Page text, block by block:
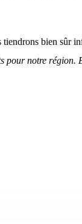
bien sûr
pour notre